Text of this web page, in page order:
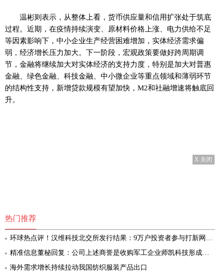
温彬则表示，从整体上看，货币供应量和信用扩张处于筑底
过程。近期，在疫情持续演变、原材料价格上涨、电力供给不足
等因素影响下，中小企业生产经营困难增加，实体经济需求偏
弱，经济增长压力加大。下一阶段，宏观政策要做好跨周期调
节，金融将继续加大对实体经济的支持力度，特别是加大对普惠
金融、绿色金融、科技金融、中小微企业等重点领域和薄弱环节
的结构性支持，新增贷款规模有望加快，M2和社融增速将触底回
升。
X 关闭
热门推荐
环球热点评！汉维科技北交所发行结果：9万户投资者参与打新网上有效申购倍数91倍
精准信息董秘回复：公司上述商誉是收购军工企业师凯科技形成的，截至目前师凯科技经营状况良好，未发现有减值迹象 环球消息
海外需求增长持续拉动我国纺织服装产品出口